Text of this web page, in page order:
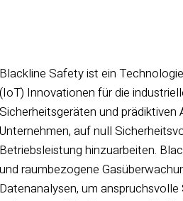
Blackline Safety ist ein
(IoT) Innovationen für die
Sicherheitsgeräten und
Unternehmen, auf null
Betriebsleistung hinzuarbeiten.
und raumbezogene
Datenanalysen, um